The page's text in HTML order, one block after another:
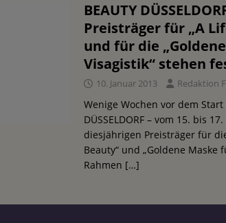
BEAUTY
Preisträger für „A
und für die
Visagistik“ stehen
10. Januar 2013 Redaktion
Wenige Wochen vor dem Start
DÜSSELDORF – vom 15. bis
diesjährigen Preisträger für
Beauty“ und „Goldene Maske
Rahmen […]